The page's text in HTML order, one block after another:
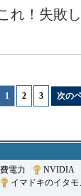
れ！失敗
1 2 3 次の
電力 NVIDIA|
イマドキのイタモ